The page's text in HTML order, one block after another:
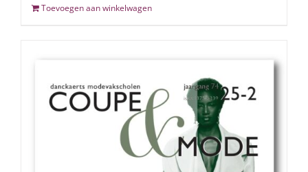
Toevoegen aan winkelwagen